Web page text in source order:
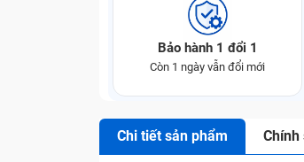
Bảo hành 1 đổi 1
Còn 1 ngày vẫn đổi mới
Chi tiết sản phẩm Chính